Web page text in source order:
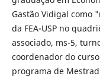
Gastão Vidigal como
da FEA-USP no
associado, ms-5,
coordenador do
programa de